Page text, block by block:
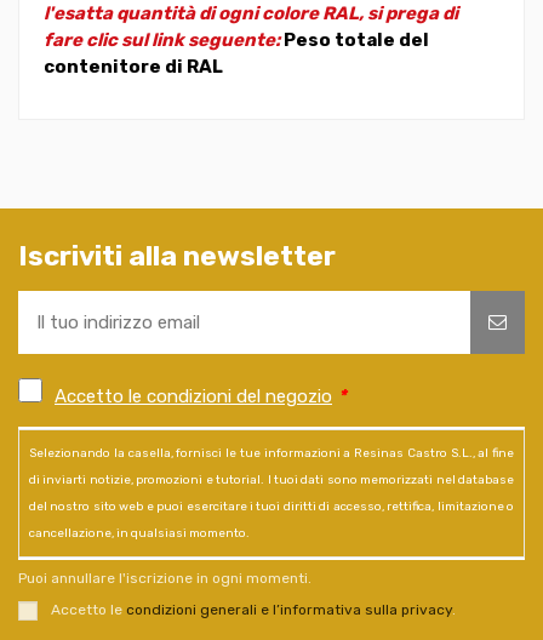
l'esatta quantità di ogni colore RAL, si prega di
fare clic sul link seguente:Peso totale del
contenitore di RAL
Iscriviti alla newsletter
Accetto le condizioni del negozio *
Selezionando la casella, fornisci le tue informazioni a Resinas Castro S.L., al fine
di inviarti notizie, promozioni e tutorial. I tuoi dati sono memorizzati nel database
del nostro sito web e puoi esercitare i tuoi diritti di accesso, rettifica, limitazione o
cancellazione, in qualsiasi momento.
Puoi annullare l'iscrizione in ogni momenti.
Accetto le condizioni generali e l’informativa sulla privacy.